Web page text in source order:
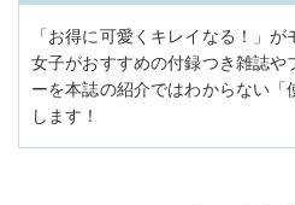
「お得に可愛くキレイなる！」
女子がおすすめの付録つき雑誌や
ーを本誌の紹介ではわからない「
します！